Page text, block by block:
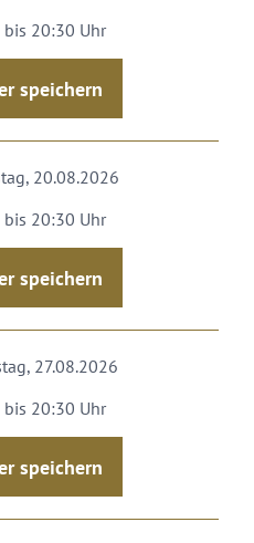
20:30 Uhr
speichern
20.08.2026
20:30 Uhr
speichern
27.08.2026
20:30 Uhr
speichern